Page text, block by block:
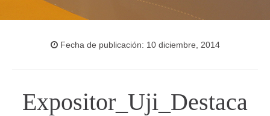
Fecha de publicación: 10 diciembre, 2014
Expositor_Uji_Destaca